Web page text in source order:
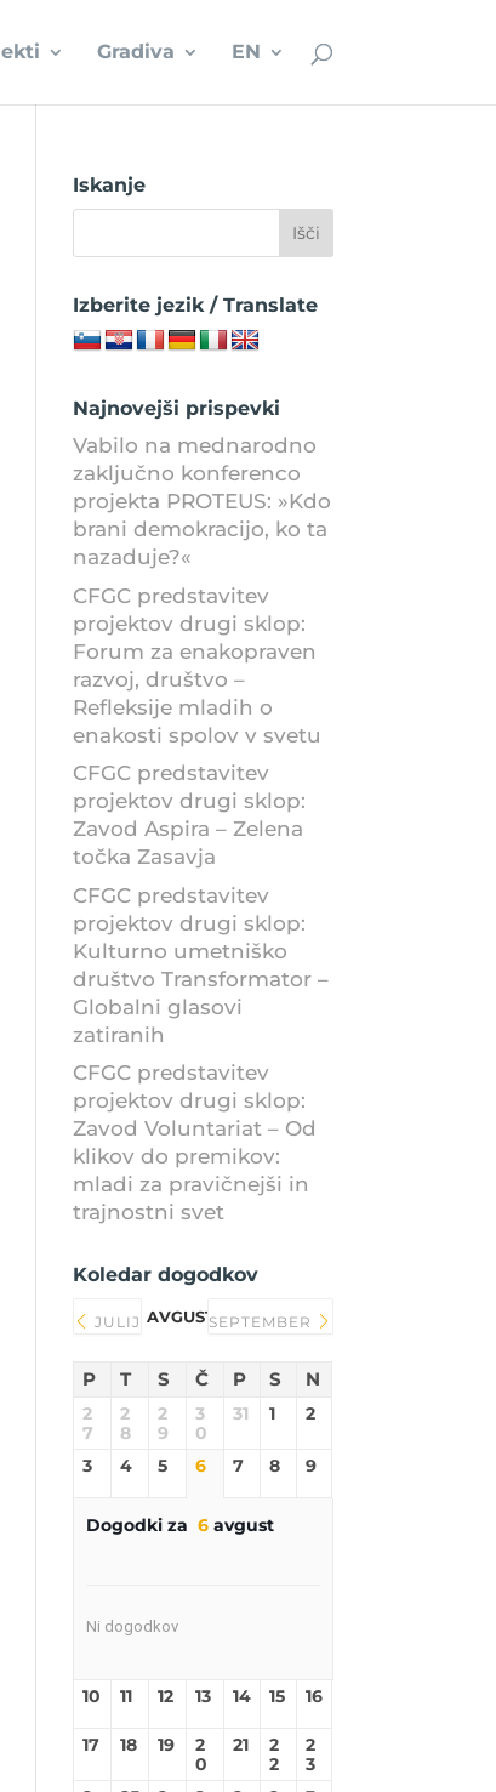
Gradiva EN
Iskanje
Izberite jezik / Translate
Najnovejši prispevki
Vabilo na mednarodno
zaključno konferenco
projekta PROTEUS: »Kdo
brani demokracijo, ko ta
nazaduje?«
CFGC predstavitev
projektov drugi sklop:
Forum za enakopraven
razvoj, društvo –
Refleksije mladih o
enakosti spolov v svetu
CFGC predstavitev
projektov drugi sklop:
Zavod Aspira – Zelena
točka Zasavja
CFGC predstavitev
projektov drugi sklop:
Kulturno umetniško
društvo Transformator –
Globalni glasovi
zatiranih
CFGC predstavitev
projektov drugi sklop:
Zavod Voluntariat – Od
klikov do premikov:
mladi za pravičnejši in
trajnostni svet
Koledar dogodkov
JULIJ AVGUST 2026SEPTEMBER
P T S Č P S N
2
7
2
8
2
9
3
0
31 1 2
3 4 5 6 7 8 9
Dogodki za 6avgust
Ni dogodkov
10 11 12 13 14 15 16
17 18 19
2
0
21
2
2
2
3